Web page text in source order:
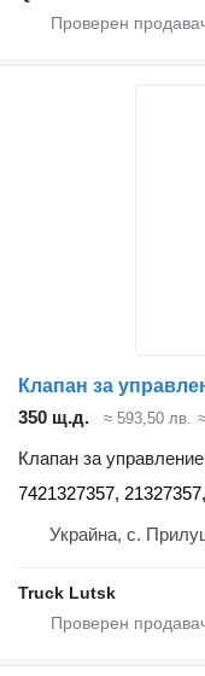
350 щ.д. ≈ 593,50 лв.
Клапан за
7421327357,
Украйна, с.
Truck Lutsk